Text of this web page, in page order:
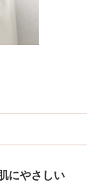
にやさしい